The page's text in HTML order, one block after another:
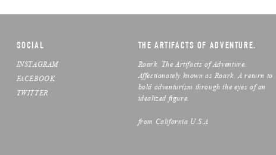
SOCIAL
INSTAGRAM
FACEBOOK
TWITTER
THE ARTIFACTS OF ADVENTURE.
Roark. The Artifacts of Adventure.
Affectionately known as Roark. A return to
bold adventurism through the eyes of an
idealized figure.
from California U.S.A